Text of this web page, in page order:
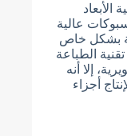
الأبعاد
عالية
بشكل خاص
الطباعة
إلا أنه
أجزاء